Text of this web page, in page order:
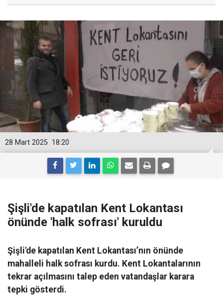
18:20
28 Mart 2025
Şişli'de kapatılan Kent Lokantası
önünde 'halk sofrası' kuruldu
Şişli'de kapatılan Kent Lokantası’nın önünde
mahalleli halk sofrası kurdu. Kent Lokantalarının
tekrar açılmasını talep eden vatandaşlar karara
tepki gösterdi.